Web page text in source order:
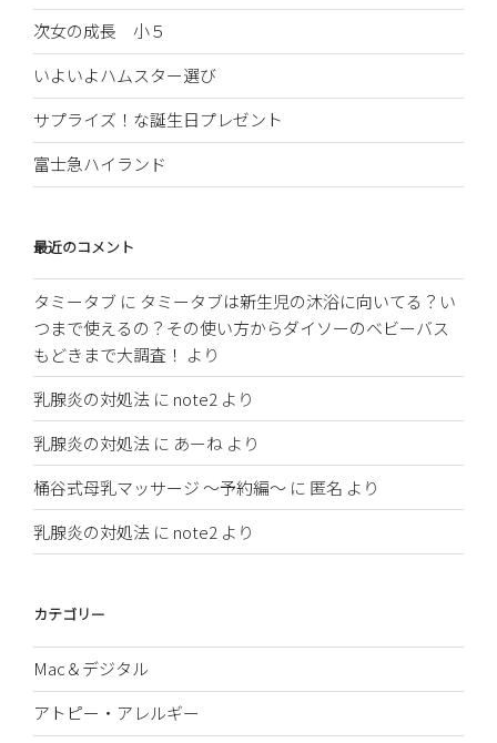
次女の成長 小５
いよいよハムスター選び
サプライズ！な誕生日プレゼント
富士急ハイランド
最近のコメント
タミータブ に タミータブは新生児の沐浴に向いてる？い
つまで使えるの？その使い方からダイソーのベビーバス
もどきまで大調査！ より
乳腺炎の対処法 に note2 より
乳腺炎の対処法 に あーね より
桶谷式母乳マッサージ 〜予約編〜 に 匿名 より
乳腺炎の対処法 に note2 より
カテゴリー
Mac＆デジタル
アトピー・アレルギー